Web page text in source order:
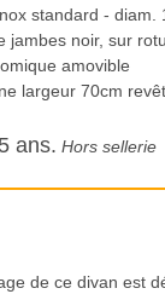
standard - diam.
jambes noir, sur
amovible
largeur 70cm
ans. Hors sellerie
de ce divan est